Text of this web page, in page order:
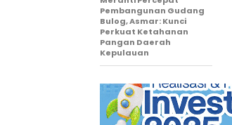
Pembangunan Gudang
Bulog, Asmar: Kunci
Perkuat Ketahanan
Pangan Daerah
Kepulauan